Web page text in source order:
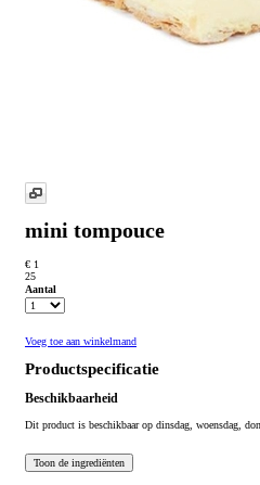
mini tompouce
€ 1
25
Aantal
Voeg toe aan winkelmand
Productspecificatie
Beschikbaarheid
Dit product is beschikbaar op dinsdag, woensdag,